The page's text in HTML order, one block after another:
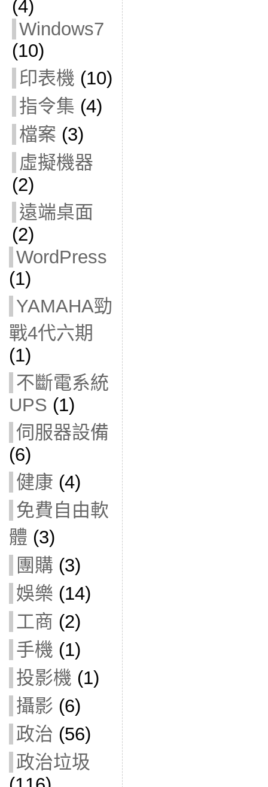
(4)
Windows7
(10)
印表機 (10)
指令集 (4)
檔案 (3)
虛擬機器
(2)
遠端桌面
(2)
WordPress
(1)
YAMAHA勁
戰4代六期
(1)
不斷電系統
UPS (1)
伺服器設備
(6)
健康 (4)
免費自由軟
體 (3)
團購 (3)
娛樂 (14)
工商 (2)
手機 (1)
投影機 (1)
攝影 (6)
政治 (56)
政治垃圾